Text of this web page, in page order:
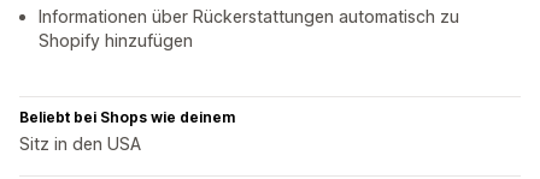
Informationen über Rückerstattungen automatisch zu
Shopify hinzufügen
Beliebt bei Shops wie deinem
Sitz in den USA